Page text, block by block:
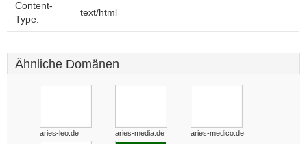
Content-
Type:
text/html
Ähnliche Domänen
aries-leo.de aries-media.de aries-medico.de